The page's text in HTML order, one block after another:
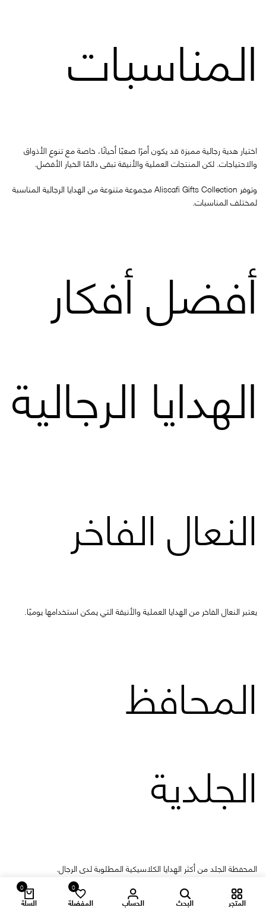
المناسبات
اختيار هدية رجالية مميزة قد يكون أمرًا صعبًا أحيانًا، خاصة مع تنوع الأذواق
والاحتياجات. لكن المنتجات العملية والأنيقة تبقى دائمًا الخيار الأفضل.
وتوفر Aliscafi Gifts Collectionمجموعة متنوعة من الهدايا الرجالية المناسبة
لمختلف المناسبات.
أفضل أفكار
الهدايا الرجالية
النعال الفاخر
يعتبر النعال الفاخر من الهدايا العملية والأنيقة التي يمكن استخدامها يوميًا.
المحافظ
الجلدية
المحفظة الجلد من أكثر الهدايا الكلاسيكية المطلوبة لدى الرجال.
المتجر البحث الحساب
0
المفضلة
0
السلة